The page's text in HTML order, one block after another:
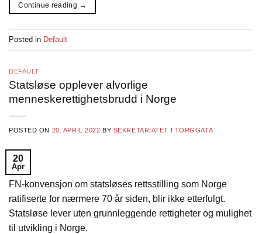
Continue reading →
Posted in Default
DEFAULT
Statsløse opplever alvorlige
menneskerettighetsbrudd i Norge
POSTED ON 20. APRIL 2022 BY SEKRETARIATET I TORGGATA
20
Apr
FN-konvensjon om statsløses rettsstilling som Norge
ratifiserte for nærmere 70 år siden, blir ikke etterfulgt.
Statsløse lever uten grunnleggende rettigheter og mulighet
til utvikling i Norge.